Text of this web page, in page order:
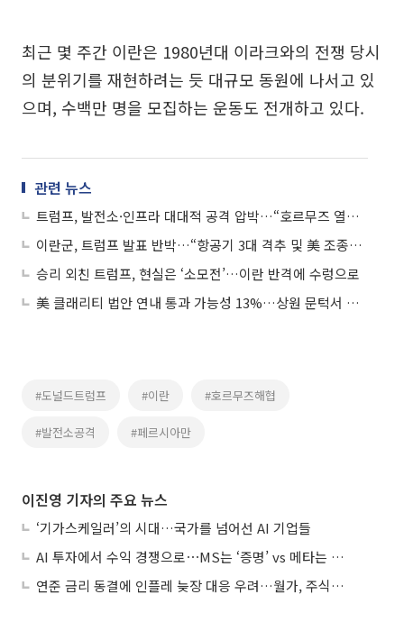
최근 몇 주간 이란은 1980년대 이라크와의 전쟁 당시
의 분위기를 재현하려는 듯 대규모 동원에 나서고 있
으며, 수백만 명을 모집하는 운동도 전개하고 있다.
관련 뉴스
트럼프, 발전소·인프라 대대적 공격 압박…“호르무즈 열어라”
이란군, 트럼프 발표 반박…“항공기 3대 격추 및 美 조종사 구조 저지”
승리 외친 트럼프, 현실은 ‘소모전’…이란 반격에 수렁으로
美 클래리티 법안 연내 통과 가능성 13%…상원 문턱서 제동
#도널드트럼프 #이란 #호르무즈해협
#발전소공격 #페르시아만
이진영 기자의 주요 뉴스
‘기가스케일러’의 시대…국가를 넘어선 AI 기업들
AI 투자에서 수익 경쟁으로⋯MS는 ‘증명’ vs 메타는 ‘숙제’
연준 금리 동결에 인플레 늦장 대응 우려…월가, 주식도 채권도 던졌다